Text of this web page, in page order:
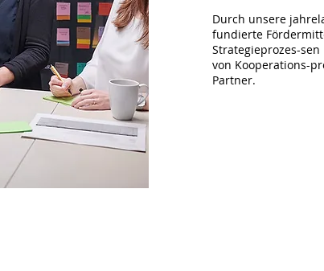
Durch unsere
fundierte
Strategieprozes-
von Kooperations-
Partner.